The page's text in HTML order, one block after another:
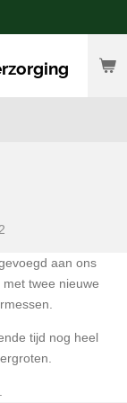
aan ons
twee nieuwe
tijd nog heel